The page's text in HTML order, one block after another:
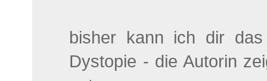
bisher kann ich dir
Dystopie - die Autorin